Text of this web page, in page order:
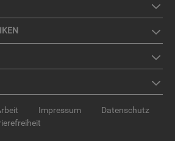
Impressum
Datenschutz